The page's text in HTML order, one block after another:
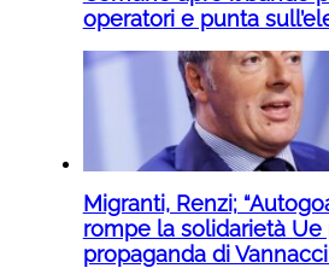
operatori e punta
Migranti, Renzi;
rompe la solidarietà
propaganda di